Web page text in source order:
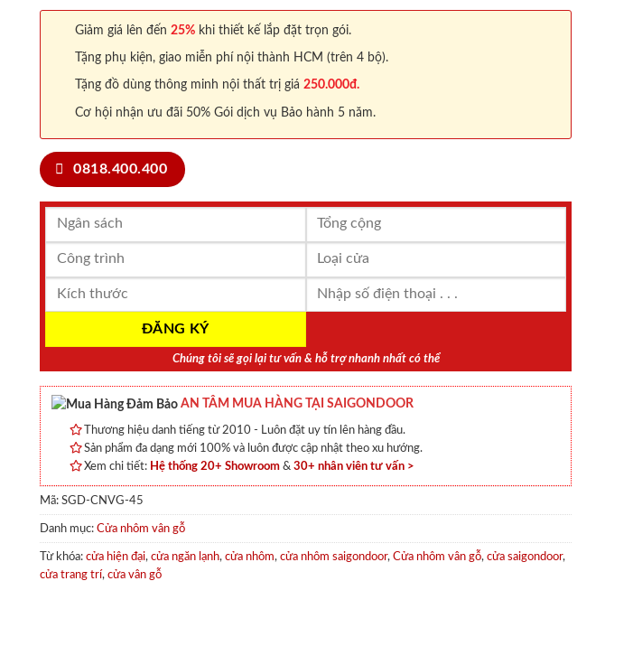
Giảm giá lên đến 25% khi thiết kế lắp đặt trọn gói.
Tặng phụ kiện, giao miễn phí nội thành HCM (trên 4 bộ).
Tặng đồ dùng thông minh nội thất trị giá 250.000đ.
Cơ hội nhận ưu đãi 50% Gói dịch vụ Bảo hành 5 năm.
0818.400.400
Chúng tôi sẽ gọi lại tư vấn & hỗ trợ nhanh nhất có thể
AN TÂM MUA HÀNG TẠI SAIGONDOOR
Thương hiệu danh tiếng từ 2010 - Luôn đặt uy tín lên hàng đầu.
Sản phẩm đa dạng mới 100% và luôn được cập nhật theo xu hướng.
Xem chi tiết: Hệ thống 20+ Showroom & 30+ nhân viên tư vấn >
Mã: SGD-CNVG-45
Danh mục: Cửa nhôm vân gỗ
Từ khóa: cửa hiện đại, cửa ngăn lạnh, cửa nhôm, cửa nhôm saigondoor, Cửa nhôm vân gỗ, cửa saigondoor,
cửa trang trí, cửa vân gỗ